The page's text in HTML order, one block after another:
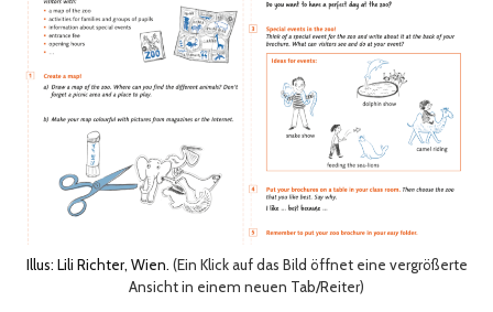
Illus: Lili Richter, Wien. (Ein Klick auf das Bild öffnet eine vergrößerte
Ansicht in einem neuen Tab/Reiter)